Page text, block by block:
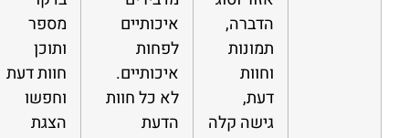
הדברה,
תמונות
וחוות
דעת,
גישה קלה
איכותיים
לפחות
איכותיים.
לא כל חוות
הדעת
מספר
ותוכן
חוות דעת
וחפשו
הצגת